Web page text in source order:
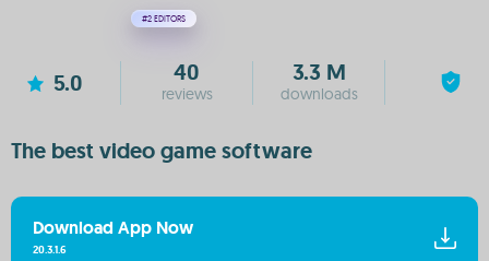
#2 EDITORS
5.0 40
reviews
3.3 M
downloads
The best video game software
Download App Now
20.3.1.6